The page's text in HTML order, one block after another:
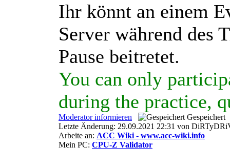
Ihr könnt an einem
Server während des
Pause beitretet.
You can only
during the practice,
Moderator informieren
Gespeichert
Letzte Änderung: 29.09.2021 22:31 von
Arbeite an: ACC Wiki - www.acc-wiki.info
Mein PC: CPU-Z Validator